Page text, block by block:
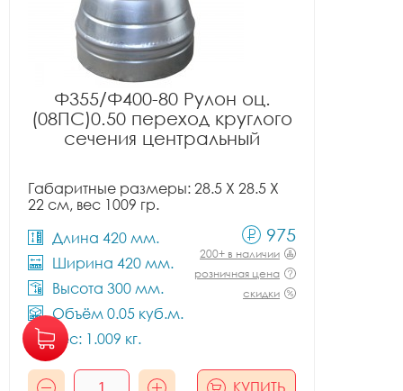
Ф355/Ф400-80 Рулон оц.
(08ПС)0.50 переход круглого
сечения центральный
Габаритные размеры: 28.5 X 28.5 X
22 см, вес 1009 гр.
Длина 420 мм.
Ширина 420 мм.
Высота 300 мм.
Объём 0.05 куб.м.
Вес: 1.009 кг.
975
200+ в наличии
розничная цена
скидки
КУПИТЬ